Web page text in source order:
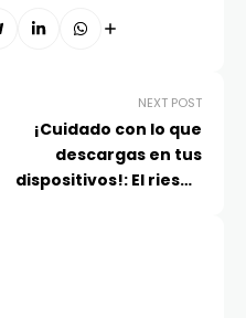
NEXT POST
¡Cuidado con lo que
descargas en tus
dispositivos!: El riesgo